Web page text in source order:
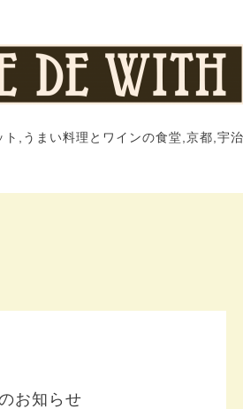
ト,うまい料理とワインの食堂,京都,宇治
お知らせ